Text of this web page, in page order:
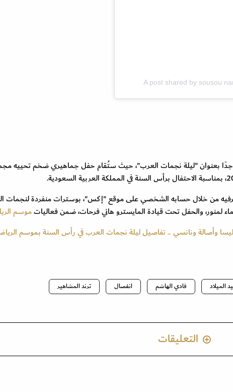
A post shared by sousou
جدًا بعنوان "ليلة نجمات العرب"، حيث ستُقام حفل جماهيري ضخم تحييه
من خلال حسابه الشخصي على موقع "إكس"، بوسترات منفردة لنجمات
لمنور، والحفل تحت قيادة المايسترو هاني فرحات، ضمن فعالياتموسم
وأصالة ونانسي .. تفاصيل ليلة نجمات العرب في رأس السنة بموسم
الميلاد فادي الهاشم انفصال ترند المشاهير
التعليقات